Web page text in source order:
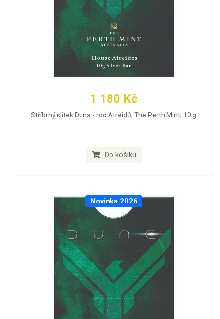
1 180 Kč
Stříbrný slitek Duna - rod Atreidů, The Perth Mint, 10 g
Do košíku
Novinka 2026